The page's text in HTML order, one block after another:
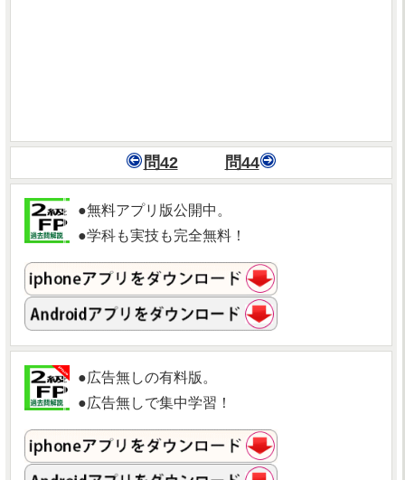
問42 問44
●無料アプリ版公開中。
●学科も実技も完全無料！
●広告無しの有料版。
●広告無しで集中学習！